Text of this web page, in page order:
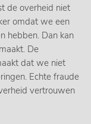
de overheid niet
omdat we een
hebben. Dan kan
De
dat we niet
Echte fraude
vertrouwen